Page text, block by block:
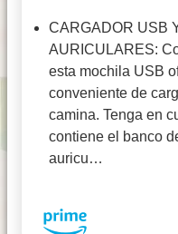
CARGADOR USB
AURICULARES:
esta mochila USB
conveniente de
camina. Tenga en
contiene el banco
auricu…